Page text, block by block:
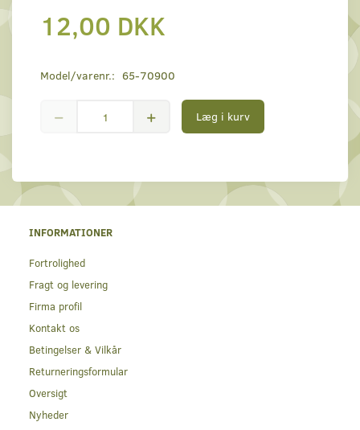
12,00 DKK
Model/varenr.: 65-70900
Læg i kurv
INFORMATIONER
Fortrolighed
Fragt og levering
Firma profil
Kontakt os
Betingelser & Vilkår
Returneringsformular
Oversigt
Nyheder